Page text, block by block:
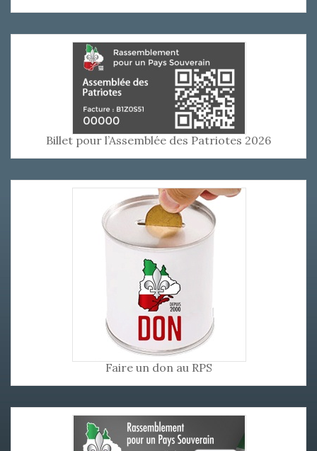
Billet pour l’Assemblée des Patriotes 2026
Faire un don au RPS